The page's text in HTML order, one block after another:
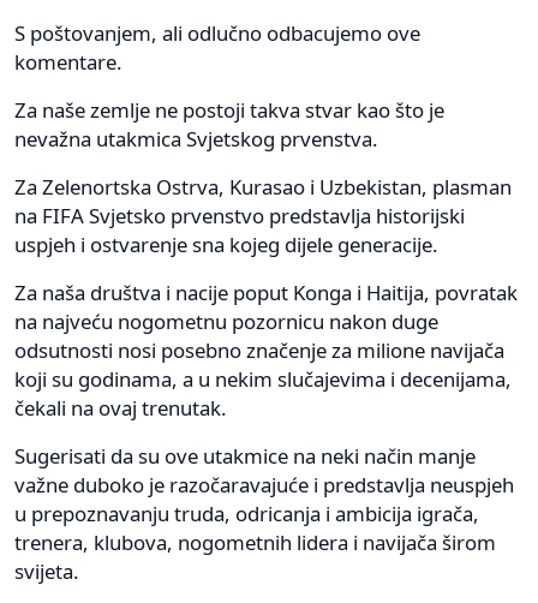
S poštovanjem, ali odlučno odbacujemo ove
komentare.
Za naše zemlje ne postoji takva stvar kao što je
nevažna utakmica Svjetskog prvenstva.
Za Zelenortska Ostrva, Kurasao i Uzbekistan, plasman
na FIFA Svjetsko prvenstvo predstavlja historijski
uspjeh i ostvarenje sna kojeg dijele generacije.
Za naša društva i nacije poput Konga i Haitija, povratak
na najveću nogometnu pozornicu nakon duge
odsutnosti nosi posebno značenje za milione navijača
koji su godinama, a u nekim slučajevima i decenijama,
čekali na ovaj trenutak.
Sugerisati da su ove utakmice na neki način manje
važne duboko je razočaravajuće i predstavlja neuspjeh
u prepoznavanju truda, odricanja i ambicija igrača,
trenera, klubova, nogometnih lidera i navijača širom
svijeta.